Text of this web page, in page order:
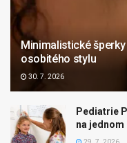
Minimalistické
osobitého stylu
30. 7. 2026
Pediatrie
na